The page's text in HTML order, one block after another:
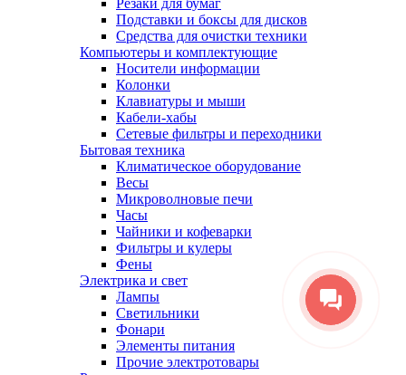
Резаки для бумаг
Подставки и боксы для дисков
Средства для очистки техники
Компьютеры и комплектующие
Носители информации
Колонки
Клавиатуры и мыши
Кабели-хабы
Сетевые фильтры и переходники
Бытовая техника
Климатическое оборудование
Весы
Микроволновые печи
Часы
Чайники и кофеварки
Фильтры и кулеры
Фены
Электрика и свет
Лампы
Светильники
Фонари
Элементы питания
Прочие электротовары